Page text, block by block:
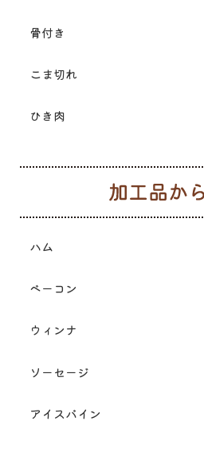
骨付き
こま切れ
ひき肉
ハム
ベーコン
ウィンナ
ソーセージ
アイスバイン